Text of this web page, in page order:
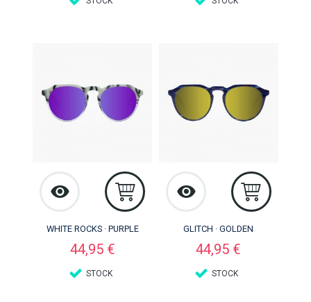
WHITE ROCKS · PURPLE
Preço
44,95 €
STOCK
GLITCH · GOLDEN
Preço
44,95 €
STOCK